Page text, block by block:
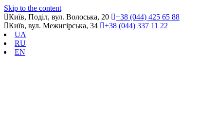
Skip to the content
Київ, Поділ, вул. Волоська, 20
+38 (044) 425 65 88
Київ, вул. Межигірська, 34
+38 (044) 337 11 22
UA
RU
EN